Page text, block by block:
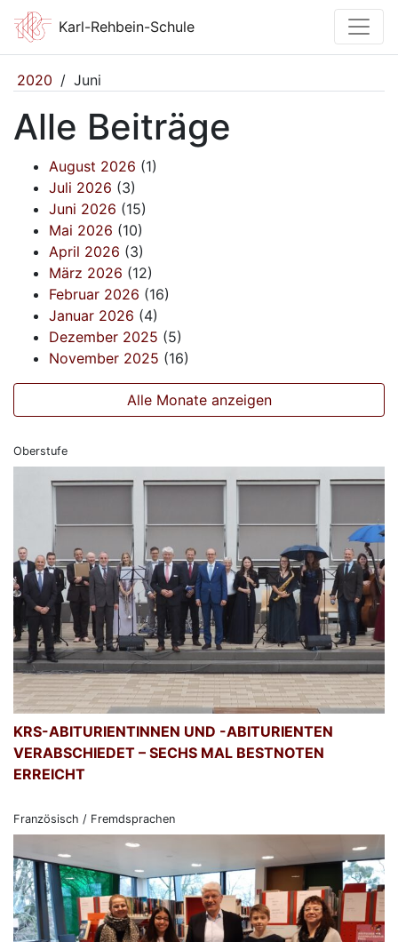
Karl-Rehbein-Schule
2020 / Juni
Alle Beiträge
August 2026 (1)
Juli 2026 (3)
Juni 2026 (15)
Mai 2026 (10)
April 2026 (3)
März 2026 (12)
Februar 2026 (16)
Januar 2026 (4)
Dezember 2025 (5)
November 2025 (16)
Alle Monate anzeigen
Oberstufe
KRS-ABITURIENTINNEN UND -ABITURIENTEN
VERABSCHIEDET – SECHS MAL BESTNOTEN
ERREICHT
Französisch / Fremdsprachen